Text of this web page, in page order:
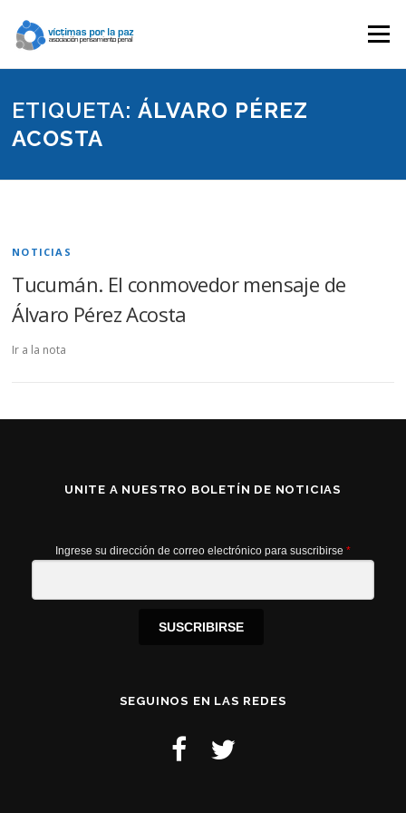
contenido
Menú
ETIQUETA:ÁLVARO PÉREZ
ACOSTA
NOTICIAS
Tucumán. El conmovedor mensaje de
Álvaro Pérez Acosta
Ir a la nota
UNITE A NUESTRO BOLETÍN DE NOTICIAS
Ingrese su dirección de correo electrónico para suscribirse *
SUSCRIBIRSE
SEGUINOS EN LAS REDES